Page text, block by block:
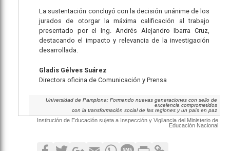
La sustentación concluyó con la decisión unánime de los
jurados de otorgar la máxima calificación al trabajo
presentado por el Ing. Andrés Alejandro Ibarra Cruz,
destacando el impacto y relevancia de la investigación
desarrollada.
Gladis Gélves Suárez
Directora oficina de Comunicación y Prensa
Universidad de Pamplona: Formando nuevas generaciones con sello de
excelencia comprometidos
con la transformación social de las regiones y un país en paz
Institución de Educación sujeta a Inspección y Vigilancia del Ministerio de
Educación Nacional
FacebookTwitterGoogle+
EmailWhatsApp
SMS Print